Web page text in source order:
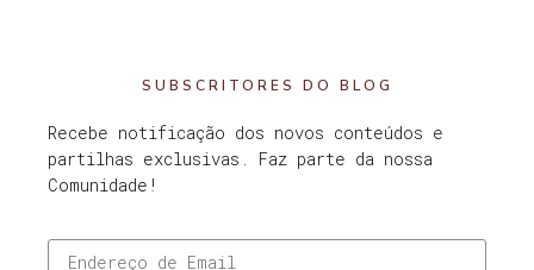
SUBSCRITORES DO BLOG
Recebe notificação dos novos conteúdos e
partilhas exclusivas. Faz parte da nossa
Comunidade!